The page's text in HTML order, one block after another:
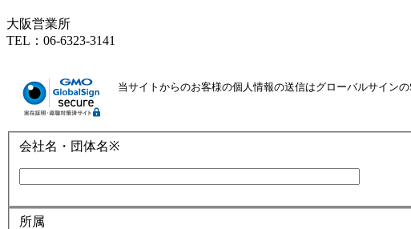
大阪営業所
TEL：06-6323-3141
当サイトからのお客様の個人情報の送信はグローバルサイン
会社名・団体名※
所属